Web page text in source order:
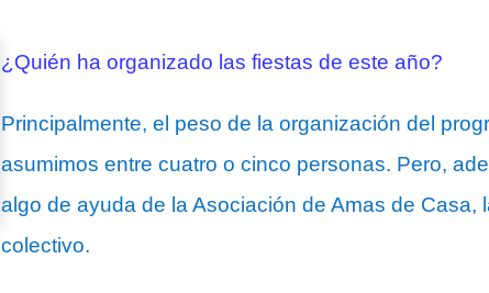
¿Quién ha organizado las fiestas de este año?
Principalmente, el peso de la organización del
asumimos entre cuatro o cinco personas. Pero,
algo de ayuda de la Asociación de Amas de Casa,
colectivo.